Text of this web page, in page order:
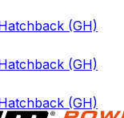
(GH)
(GH)
(GH)